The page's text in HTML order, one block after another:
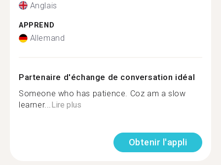
Anglais
APPREND
Allemand
Partenaire d'échange de conversation idéal
Someone who has patience. Coz am a slow
learner...Lire plus
Obtenir l'appli